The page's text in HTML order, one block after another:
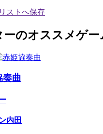
ーのオススメゲー
奏曲
内田